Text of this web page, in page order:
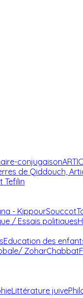
conjugaison
de Qiddouch,
Tefilin
- KippourSouccot
/ Essais politiques
Education des
ZoharChabbat
Littérature juive